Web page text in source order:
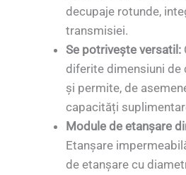
decupaje rotunde,
transmisiei.
Se potrivește versatil:
diferite dimensiuni de
și permite, de
capacități
Module de etanșare
Etanșare
de etanșare cu